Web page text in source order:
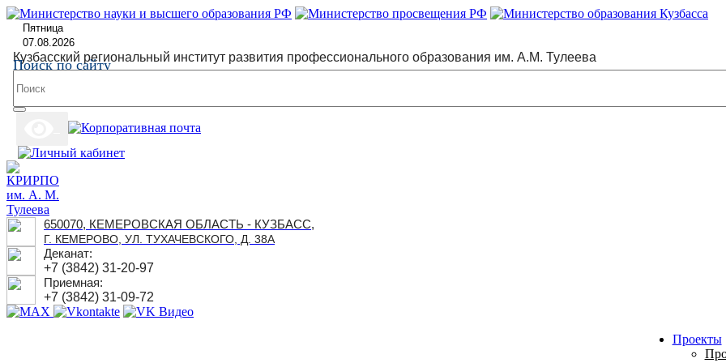
Пятница
07.08.2026
Кузбасский региональный институт развития профессионального образования им. А.М. Тулеева
Поиск по сайту
650070, КЕМЕРОВСКАЯ ОБЛАСТЬ - КУЗБАСС,
Г. КЕМЕРОВО, УЛ. ТУХАЧЕВСКОГО, Д. 38А
Деканат:
+7 (3842) 31-20-97
Приемная:
+7 (3842) 31-09-72
Проекты